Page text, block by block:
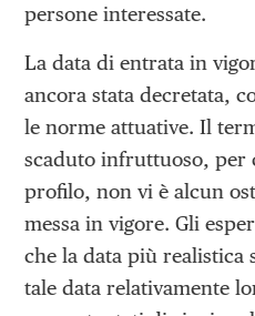
persone interessate.
La data di entrata in
ancora stata decretata,
le norme attuative. Il
scaduto infruttuoso, per
profilo, non vi è alcun
messa in vigore. Gli
che la data più realistica
tale data relativamente